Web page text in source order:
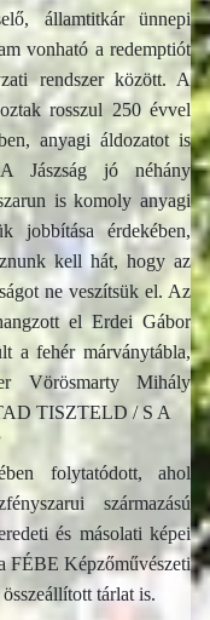
államtitkár ünnepi
vonható a redemptiót
rendszer között. A
rosszul 250 évvel
anyagi áldozatot is
Jászság jó néhány
is komoly anyagi
jobbítása érdekében,
kell hát, hogy az
ne veszítsük el. Az
el Erdei Gábor
a fehér márványtábla,
Vörösmarty Mihály
TISZTELD / S A
folytatódott, ahol
származású
és másolati képei
FÉBE Képzőművészeti
tárlat is.